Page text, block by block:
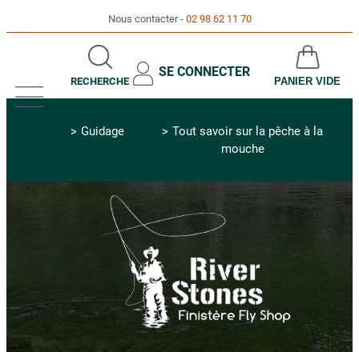
Nous contacter 02 98 62 11 70
RECHERCHE
SE CONNECTER
PANIER VIDE
Guidage
Tout savoir sur la pêche à la
mouche